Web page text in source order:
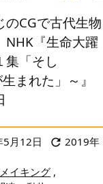
のCGで古代生物
NHK『生命大躍
集「そし
まれた」～』
月12日  2019年
イキング ,